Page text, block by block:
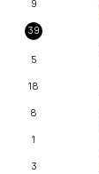
9
39
5
18
8
1
3